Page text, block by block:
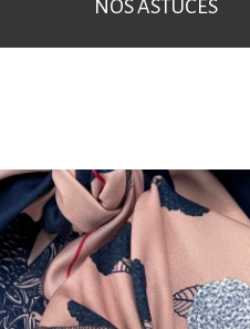
NOS ASTUCES